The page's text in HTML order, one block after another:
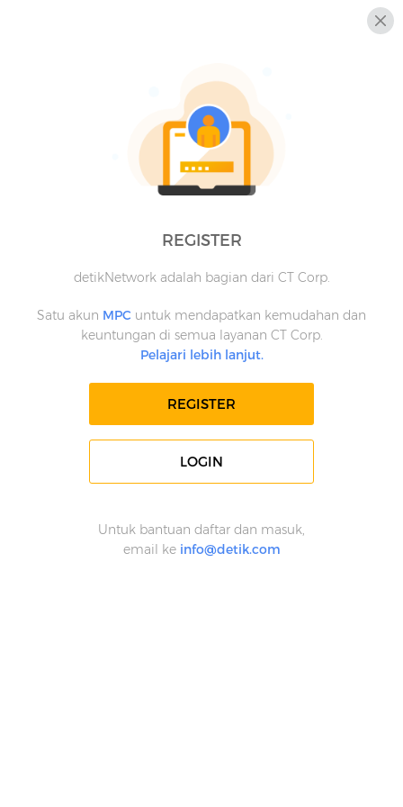
REGISTER
detikNetwork adalah bagian dari CT Corp.
Satu akun MPC untuk mendapatkan kemudahan dan
keuntungan di semua layanan CT Corp.
Pelajari lebih lanjut.
REGISTER
LOGIN
Untuk bantuan daftar dan masuk,
email ke info@detik.com